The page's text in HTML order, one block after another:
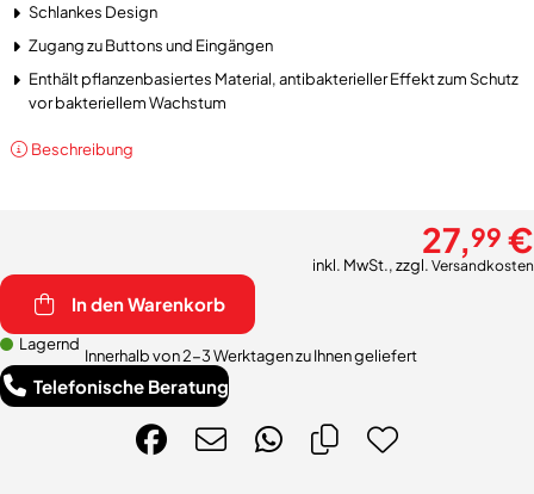
Schlankes Design
Zugang zu Buttons und Eingängen
Enthält pflanzenbasiertes Material, antibakterieller Effekt zum Schutz
vor bakteriellem Wachstum
Beschreibung
27,99 €
inkl. MwSt., zzgl. Versandkosten
In den Warenkorb
Lagernd
Innerhalb von 2-3 Werktagen zu Ihnen geliefert
Telefonische Beratung